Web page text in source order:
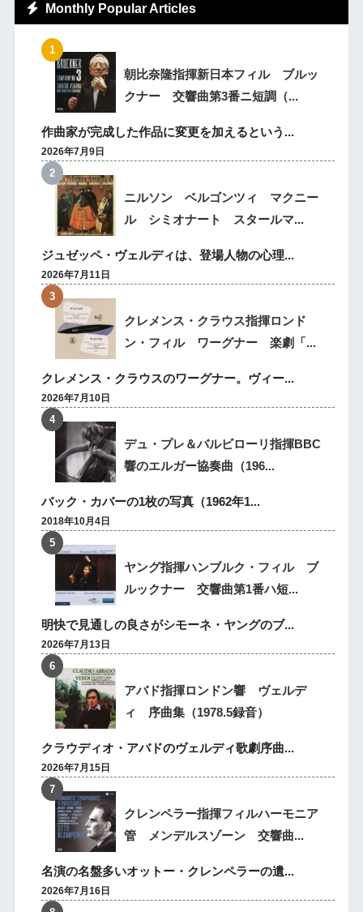
Monthly Popular Articles
朝比奈隆指揮新日本フィル ブルッ
クナー 交響曲第3番ニ短調（...
作曲家が完成した作品に変更を加えるという...
2026年7月9日
ニルソン ベルゴンツィ マクニー
ル シミオナート スタールマ...
ジュゼッペ・ヴェルディは、登場人物の心理...
2026年7月11日
クレメンス・クラウス指揮ロンド
ン・フィル ワーグナー 楽劇「...
クレメンス・クラウスのワーグナー。ヴィー...
2026年7月10日
デュ・プレ＆バルビローリ指揮BBC
響のエルガー協奏曲（196...
バック・カバーの1枚の写真（1962年1...
2018年10月4日
ヤング指揮ハンブルク・フィル ブ
ルックナー 交響曲第1番ハ短...
明快で見通しの良さがシモーネ・ヤングのブ...
2026年7月13日
アバド指揮ロンドン響 ヴェルデ
ィ 序曲集（1978.5録音）
クラウディオ・アバドのヴェルディ歌劇序曲...
2026年7月15日
クレンペラー指揮フィルハーモニア
管 メンデルスゾーン 交響曲...
名演の名盤多いオットー・クレンペラーの遺...
2026年7月16日